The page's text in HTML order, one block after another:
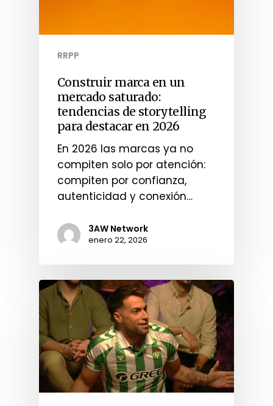
RRPP
Construir marca en un
mercado saturado:
tendencias de storytelling
para destacar en 2026
En 2026 las marcas ya no
compiten solo por atención:
compiten por confianza,
autenticidad y conexión…
3AW Network
enero 22, 2026